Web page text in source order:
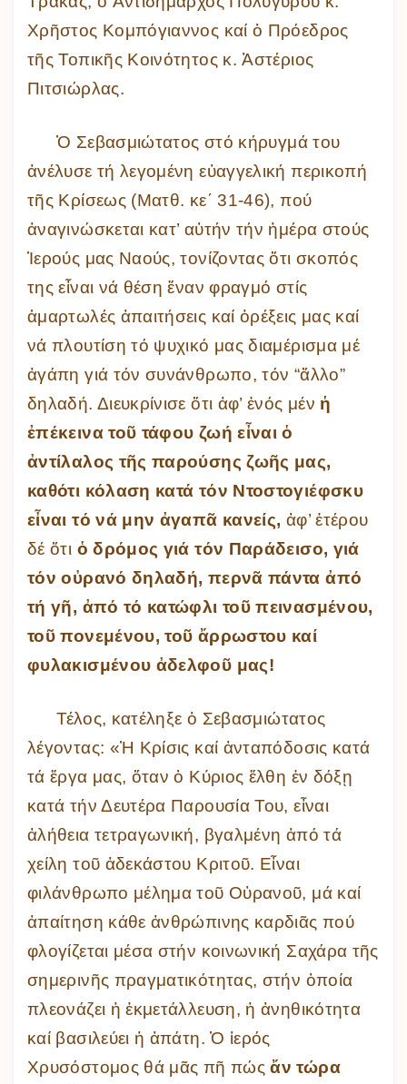
Χρῆστος Κομπόγιαννος καί ὁ Πρόεδρος
τῆς Τοπικῆς Κοινότητος κ. Ἀστέριος
Πιτσιώρλας.
Ὁ Σεβασμιώτατος στό κήρυγμά του
ἀνέλυσε τή λεγομένη εὐαγγελική περικοπή
τῆς Κρίσεως (Ματθ. κε΄ 31-46), πού
ἀναγινώσκεται κατ’ αὐτήν τήν ἡμέρα στούς
Ἱερούς μας Ναούς, τονίζοντας ὅτι σκοπός
της εἶναι νά θέση ἕναν φραγμό στίς
ἁμαρτωλές ἀπαιτήσεις καί ὀρέξεις μας καί
νά πλουτίση τό ψυχικό μας διαμέρισμα μέ
ἀγάπη γιά τόν συνάνθρωπο, τόν “ἄλλο”
δηλαδή. Διευκρίνισε ὅτι ἀφ’ ἑνός μέν ἡ
ἐπέκεινα τοῦ τάφου ζωή εἶναι ὁ
ἀντίλαλος τῆς παρούσης ζωῆς μας,
καθότι κόλαση κατά τόν Ντοστογιέφσκυ
εἶναι τό νά μην ἀγαπᾶ κανείς, ἀφ’ ἑτέρου
δέ ὅτι ὁ δρόμος γιά τόν Παράδεισο, γιά
τόν οὐρανό δηλαδή, περνᾶ πάντα ἀπό
τή γῆ, ἀπό τό κατώφλι τοῦ πεινασμένου,
τοῦ πονεμένου, τοῦ ἄρρωστου καί
φυλακισμένου ἀδελφοῦ μας!
Τέλος, κατέληξε ὁ Σεβασμιώτατος
λέγοντας: «Ἡ Κρίσις καί ἀνταπόδοσις κατά
τά ἔργα μας, ὅταν ὁ Κύριος ἔλθη ἐν δόξῃ
κατά τήν Δευτέρα Παρουσία Του, εἶναι
ἀλήθεια τετραγωνική, βγαλμένη ἀπό τά
χείλη τοῦ ἀδεκάστου Κριτοῦ. Εἶναι
φιλάνθρωπο μέλημα τοῦ Οὐρανοῦ, μά καί
ἀπαίτηση κάθε ἀνθρώπινης καρδιᾶς πού
φλογίζεται μέσα στήν κοινωνική Σαχάρα τῆς
σημερινῆς πραγματικότητας, στήν ὁποία
πλεονάζει ἡ ἐκμετάλλευση, ἡ ἀνηθικότητα
καί βασιλεύει ἡ ἀπάτη. Ὁ ἱερός
Χρυσόστομος θά μᾶς πῆ πώςἄν τώρα